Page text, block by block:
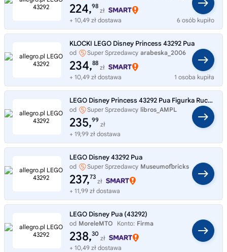
224,98
zł
+ 10,49 zł dostawa
6 osób kupiło
KLOCKI LEGO Disney Princess 43292 Pua
od Super Sprzedawcy arabeska_2006
234,88
zł
+ 10,49 zł dostawa
1 osoba kupiła
LEGO Disney Princess 43292 Pua Figurka Ruchoma Swinka Vaiana LEGO
od Super Sprzedawcy libros_AMPL
235,99
zł
+ 19,99 zł dostawa
LEGO Disney 43292 Pua
od Super Sprzedawcy Museumofbricks
237,73
zł
+ 11,99 zł dostawa
LEGO Disney Pua (43292)
od MoreleMTO Konto: Firma
238,30
zł
+ 10,49 zł dostawa